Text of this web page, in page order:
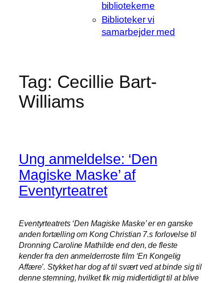
bibliotekerne
Biblioteker vi
samarbejder med
Tag: Cecillie Bart-
Williams
Ung anmeldelse: ‘Den
Magiske Maske’ af
Eventyrteatret
Eventyrteatrets ‘Den Magiske Maske’ er en ganske
anden fortælling om Kong Christian 7.s forlovelse til
Dronning Caroline Mathilde end den, de fleste
kender fra den anmelderroste film ‘En Kongelig
Affære’. Stykket har dog af til svært ved at binde sig til
denne stemning, hvilket fik mig midlertidigt til at blive